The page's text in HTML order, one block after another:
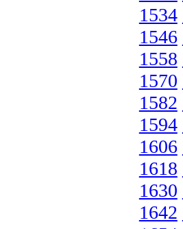
1534
1546
1558
1570
1582
1594
1606
1618
1630
1642